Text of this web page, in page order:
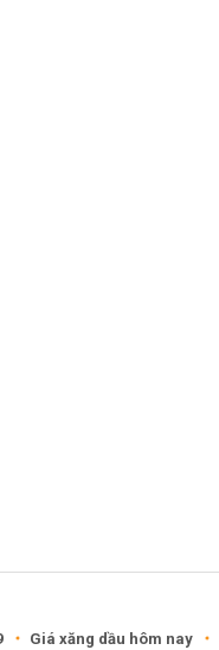
Giá xăng dầu hôm nay